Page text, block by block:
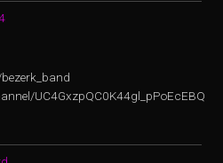
UC4GxzpQC0K44gl_pPoEcEBQ